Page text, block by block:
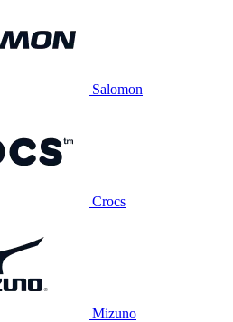
Salomon
Crocs
Mizuno